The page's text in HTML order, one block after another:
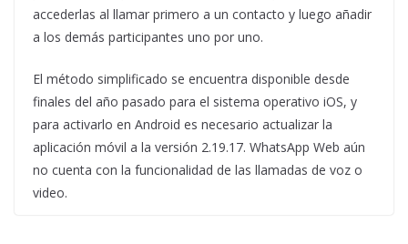
accederlas al llamar primero a un contacto y luego añadir
a los demás participantes uno por uno.
El método simplificado se encuentra disponible desde
finales del año pasado para el sistema operativo iOS, y
para activarlo en Android es necesario actualizar la
aplicación móvil a la versión 2.19.17. WhatsApp Web aún
no cuenta con la funcionalidad de las llamadas de voz o
video.